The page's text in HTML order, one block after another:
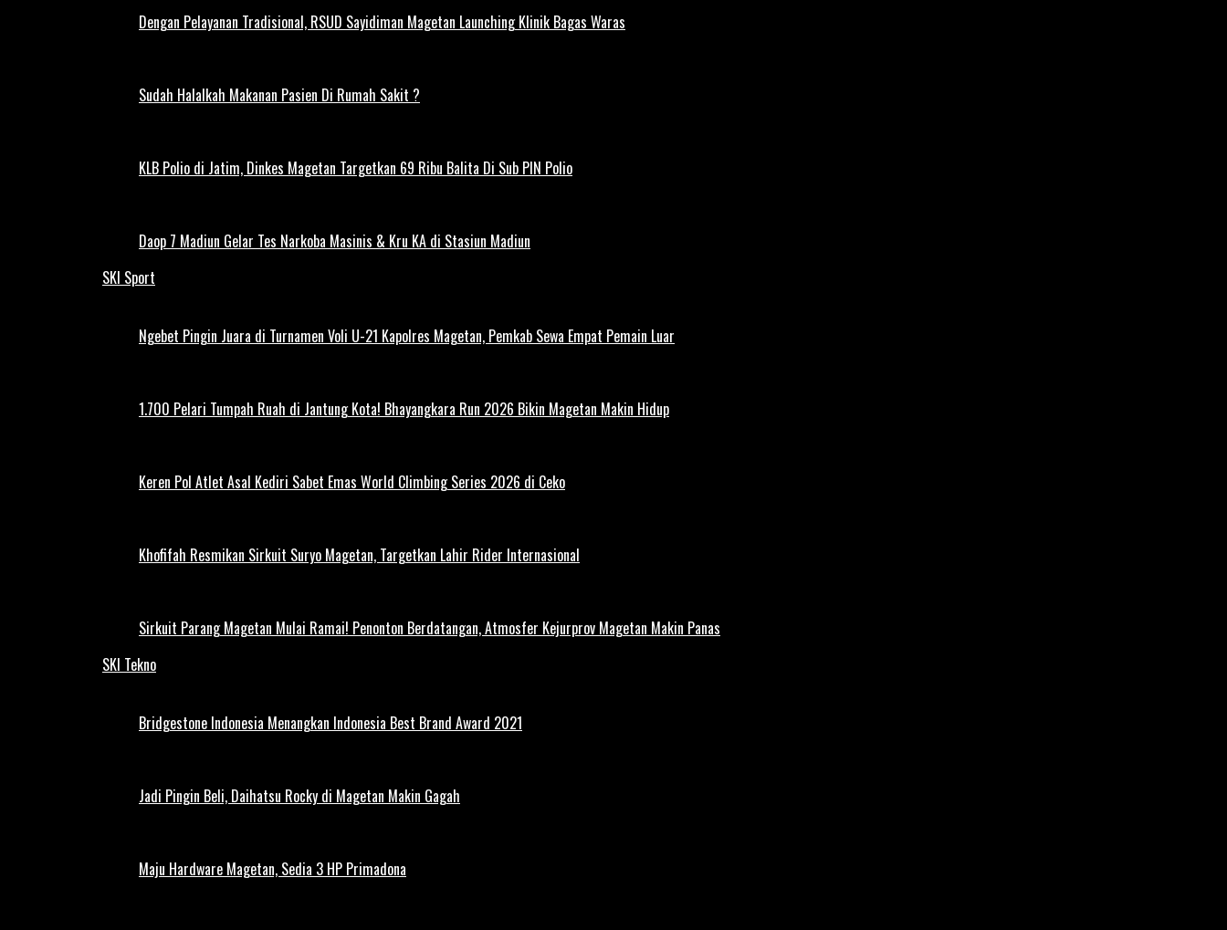
Dengan Pelayanan Tradisional, RSUD Sayidiman Magetan Launching Klinik Bagas Waras
Sudah Halalkah Makanan Pasien Di Rumah Sakit ?
KLB Polio di Jatim, Dinkes Magetan Targetkan 69 Ribu Balita Di Sub PIN Polio
Daop 7 Madiun Gelar Tes Narkoba Masinis & Kru KA di Stasiun Madiun
SKI Sport
Ngebet Pingin Juara di Turnamen Voli U-21 Kapolres Magetan, Pemkab Sewa Empat Pemain Luar
1.700 Pelari Tumpah Ruah di Jantung Kota! Bhayangkara Run 2026 Bikin Magetan Makin Hidup
Keren Pol Atlet Asal Kediri Sabet Emas World Climbing Series 2026 di Ceko
Khofifah Resmikan Sirkuit Suryo Magetan, Targetkan Lahir Rider Internasional
Sirkuit Parang Magetan Mulai Ramai! Penonton Berdatangan, Atmosfer Kejurprov Magetan Makin Panas
SKI Tekno
Bridgestone Indonesia Menangkan Indonesia Best Brand Award 2021
Jadi Pingin Beli, Daihatsu Rocky di Magetan Makin Gagah
Maju Hardware Magetan, Sedia 3 HP Primadona